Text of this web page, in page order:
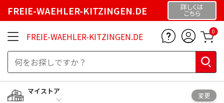
FREIE-WAEHLER-KITZINGEN.DE 詳しくは
こちら
FREIE-WAEHLER-KITZINGEN.DE 0
マイストア
変更